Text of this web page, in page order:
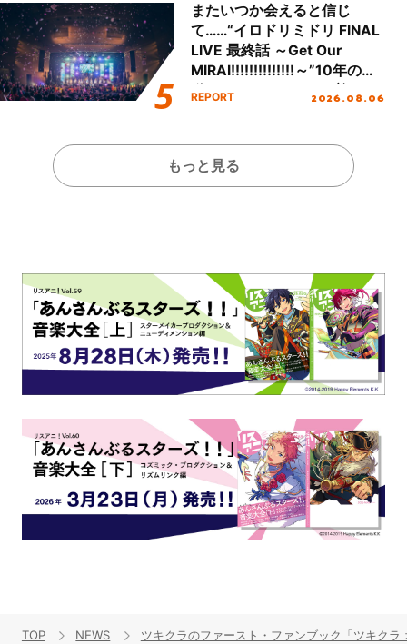
またいつか会えると信じ
て……“イロドリミドリ FINAL
LIVE 最終話 ～Get Our
MIRAI!!!!!!!!!!!!!!～”10年の活
動を経てファイナルを迎える
REPORT 2026.08.06
もっと見る
TOP NEWS ツキクラのファースト・ファンブック「ツキク